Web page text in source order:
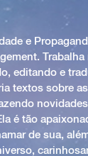
e
Trabalha
editando e
textos sobre
novidades
é tão
de sua,